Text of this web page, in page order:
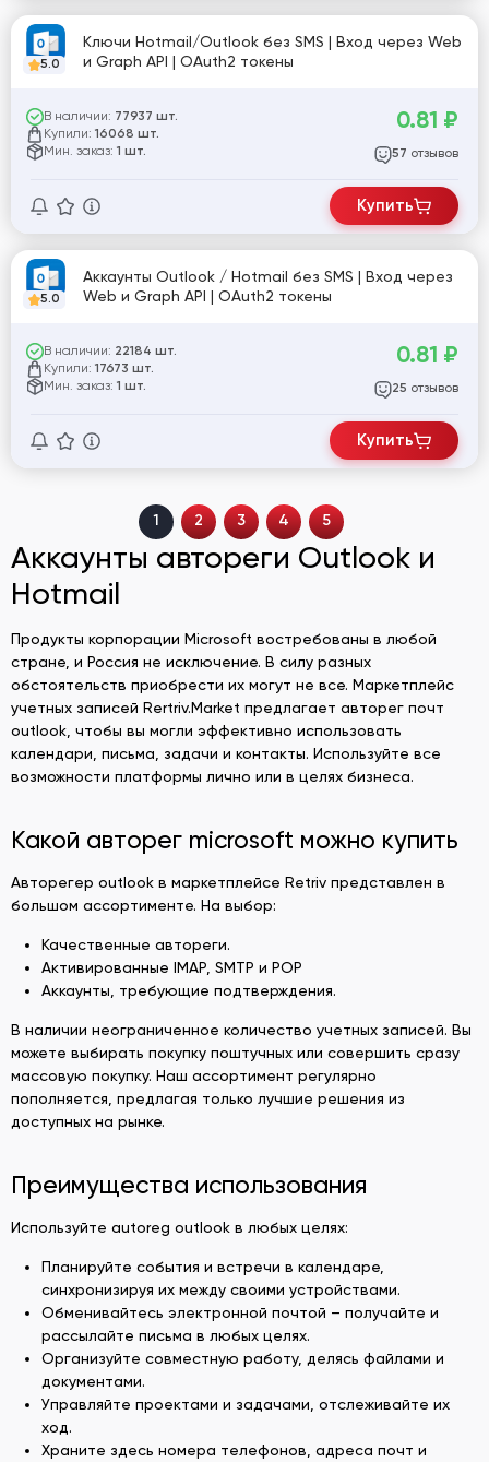
5.0
Ключи Hotmail/Outlook без SMS | Вход через Web
и Graph API | OAuth2 токены
В наличии: 77937 шт.
Купили: 16068 шт.
Мин. заказ: 1 шт.
0.81 ₽
57 отзывов
Купить
5.0
Аккаунты Outlook / Hotmail без SMS | Вход через
Web и Graph API | OAuth2 токены
В наличии: 22184 шт.
Купили: 17673 шт.
Мин. заказ: 1 шт.
0.81 ₽
25 отзывов
Купить
1 2 3 4 5
Аккаунты автореги Outlook и
Hotmail
Продукты корпорации Microsoft востребованы в любой
стране, и Россия не исключение. В силу разных
обстоятельств приобрести их могут не все. Маркетплейс
учетных записей Rertriv.Market предлагает авторег почт
outlook, чтобы вы могли эффективно использовать
календари, письма, задачи и контакты. Используйте все
возможности платформы лично или в целях бизнеса.
Какой авторег microsoft можно купить
Авторегер outlook в маркетплейсе Retriv представлен в
большом ассортименте. На выбор:
Качественные автореги.
Активированные IMAP, SMTP и POP
Аккаунты, требующие подтверждения.
В наличии неограниченное количество учетных записей. Вы
можете выбирать покупку поштучных или совершить сразу
массовую покупку. Наш ассортимент регулярно
пополняется, предлагая только лучшие решения из
доступных на рынке.
Преимущества использования
Используйте autoreg outlook в любых целях:
Планируйте события и встречи в календаре,
синхронизируя их между своими устройствами.
Обменивайтесь электронной почтой – получайте и
рассылайте письма в любых целях.
Организуйте совместную работу, делясь файлами и
документами.
Управляйте проектами и задачами, отслеживайте их
ход.
Храните здесь номера телефонов, адреса почт и